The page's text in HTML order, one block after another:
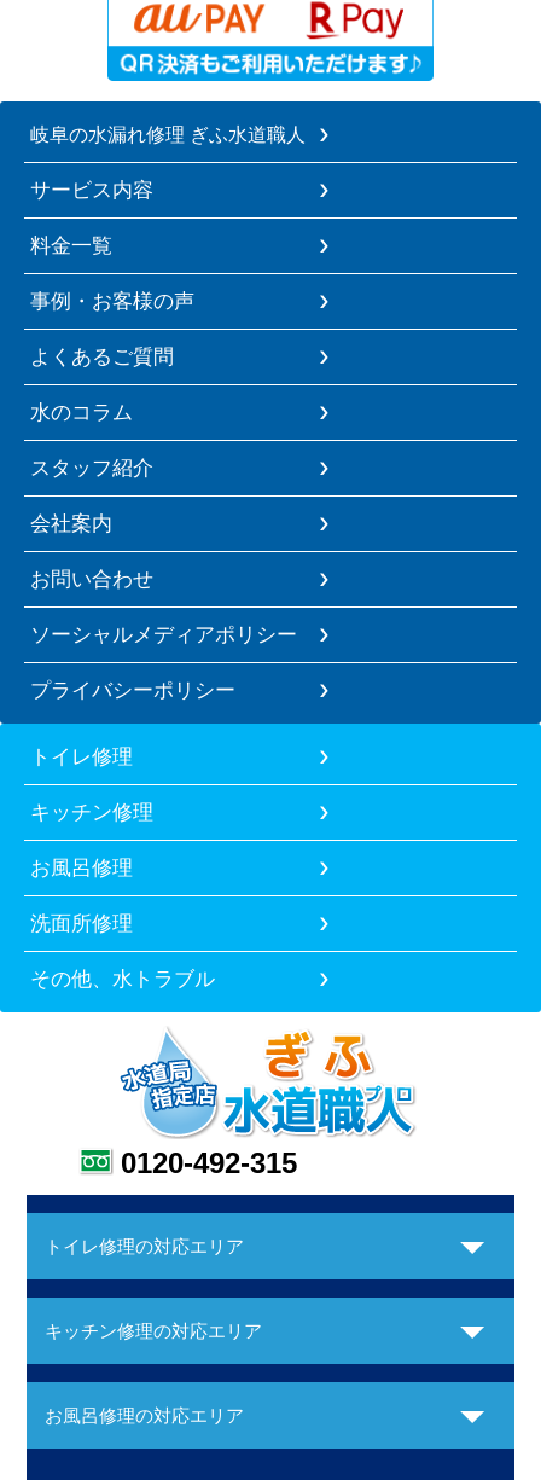
岐阜の水漏れ修理 ぎふ水道職人
サービス内容
料金一覧
事例・お客様の声
よくあるご質問
水のコラム
スタッフ紹介
会社案内
お問い合わせ
ソーシャルメディアポリシー
プライバシーポリシー
トイレ修理
キッチン修理
お風呂修理
洗面所修理
その他、水トラブル
0120-492-315
トイレ修理の対応エリア
キッチン修理の対応エリア
お風呂修理の対応エリア